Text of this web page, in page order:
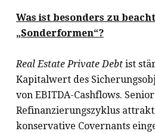
Was ist besonders zu
„Sonderformen“?
Real Estate Private Debtist
Kapitalwert des
von EBITDA-Cashflows.
Refinanzierungszyklus
konservative Covernants